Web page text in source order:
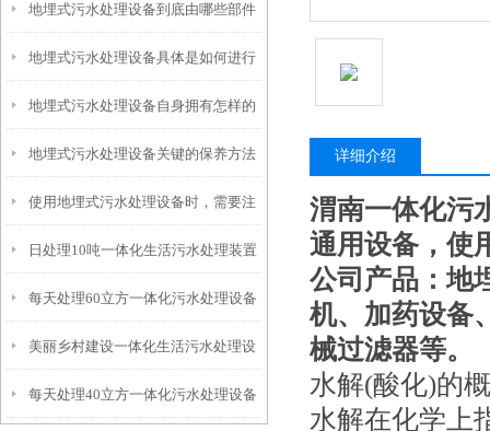
让“地下卫士”持续高效运转
地埋式污水处理设备到底由哪些部件
撑起？核心结构一文拆解
地埋式污水处理设备具体是如何进行
安装的呢？
地埋式污水处理设备自身拥有怎样的
特点呢？
地埋式污水处理设备关键的保养方法
使用地埋式污水处理设备时，需要注
意以下事项
日处理10吨一体化生活污水处理装置
每天处理60立方一体化污水处理设备
美丽乡村建设一体化生活污水处理设
备
每天处理40立方一体化污水处理设备
详细介绍
渭南一体化污
通用设备，使
公司产品：地
机、加药设备
械过滤器等。
水解(酸化)的
水解在化学上